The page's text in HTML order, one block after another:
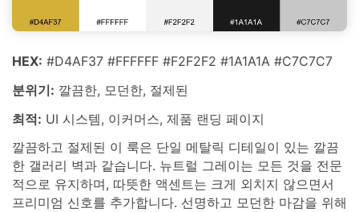
HEX: #D4AF37 #FFFFFF #F2F2F2 #1A1A1A #C7C7C7
분위기: 깔끔한, 모던한, 절제된
최적: UI 시스템, 이커머스, 제품 랜딩 페이지
깔끔하고 절제된 이 룩은 단일 메탈릭 디테일이 있는 깔끔
한 갤러리 벽과 같습니다. 뉴트럴 그레이는 모든 것을 전문
적으로 유지하며, 따뜻한 액센트는 크게 외치지 않으면서
프리미엄 신호를 추가합니다. 선명하고 모던한 마감을 위해